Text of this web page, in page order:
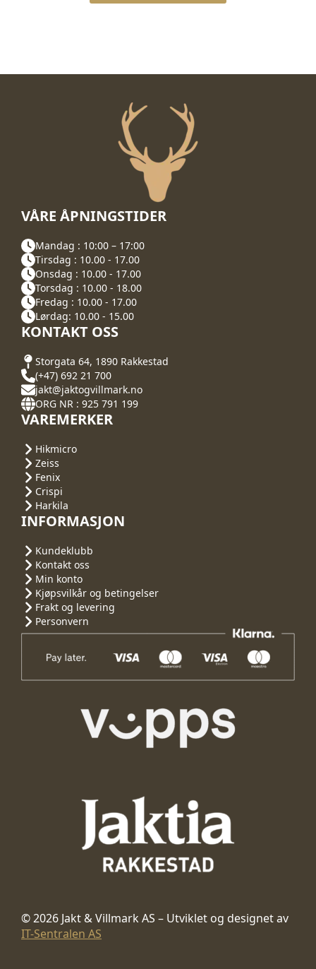
VÅRE ÅPNINGSTIDER
Mandag : 10:00 – 17:00
Tirsdag : 10.00 - 17.00
Onsdag : 10.00 - 17.00
Torsdag : 10.00 - 18.00
Fredag : 10.00 - 17.00
Lørdag: 10.00 - 15.00
KONTAKT OSS
Storgata 64, 1890 Rakkestad
(+47) 692 21 700
jakt@jaktogvillmark.no
ORG NR : 925 791 199
VAREMERKER
Hikmicro
Zeiss
Fenix
Crispi
Harkila
INFORMASJON
Kundeklubb
Kontakt oss
Min konto
Kjøpsvilkår og betingelser
Frakt og levering
Personvern
© 2026 Jakt & Villmark AS – Utviklet og designet av
IT-Sentralen AS